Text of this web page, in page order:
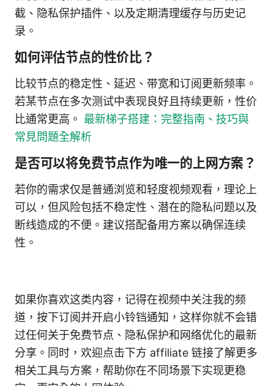
截、隐私保护插件、以及定期清理缓存与历史记
录。
如何评估节点的性价比？
比较节点的稳定性、延迟、带宽和订阅更新频率。
若某节点在多次测试中表现良好且持续更新，性价
比通常更高。 最新梯子搭建：完整指南、技巧與
常見問題全解析
是否可以将免费节点作为唯一的上网方案？
若你的需求仅是普通浏览和轻度视频观看，理论上
可以，但风险包括不稳定性、潜在的隐私问题以及
断线造成的不便。建议搭配备用方案以确保连续
性。
如果你喜欢这类内容，记得在视频中关注我的频
道，按下订阅并开启小铃铛通知，这样你就不会错
过任何关于免费节点、隐私保护和网络优化的最新
分享。同时，欢迎点击下方 affiliate 链接了解更多
相关工具与方案，帮助你在不同场景下实现更稳